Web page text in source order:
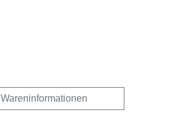
Wareninformationen